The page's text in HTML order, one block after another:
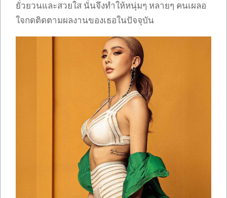
ยั่วยวนและสวยใส นั่นจึงทำให้หนุ่มๆ หลายๆ คนเผลอ
ใจกดติดตามผลงานของเธอในปัจจุบัน